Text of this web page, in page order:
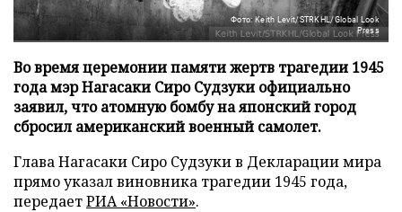
Фото: Keith Levit/STRKHL/Global Look
Press
Во время церемонии памяти жертв трагедии 1945
года мэр Нагасаки Сиро Судзуки официально
заявил, что атомную бомбу на японский город
сбросил американский военный самолет.
Глава Нагасаки Сиро Судзуки в Декларации мира
прямо указал виновника трагедии 1945 года,
передаетРИА «Новости».